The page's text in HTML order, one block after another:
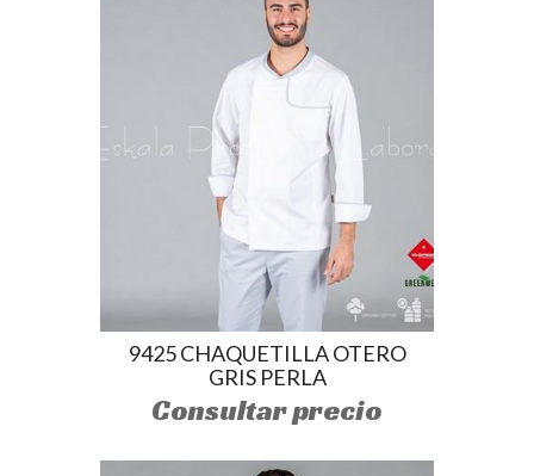
9425 CHAQUETILLA OTERO
GRIS PERLA
Consultar precio